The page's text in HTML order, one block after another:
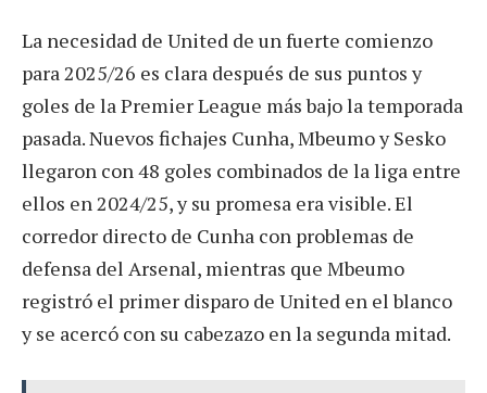
La necesidad de United de un fuerte comienzo
para 2025/26 es clara después de sus puntos y
goles de la Premier League más bajo la temporada
pasada. Nuevos fichajes Cunha, Mbeumo y Sesko
llegaron con 48 goles combinados de la liga entre
ellos en 2024/25, y su promesa era visible. El
corredor directo de Cunha con problemas de
defensa del Arsenal, mientras que Mbeumo
registró el primer disparo de United en el blanco
y se acercó con su cabezazo en la segunda mitad.